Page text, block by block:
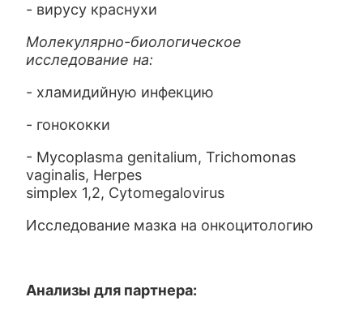
- вирусу краснухи
Молекулярно-биологическое
исследование на:
- хламидийную инфекцию
- гонококки
- Mycoplasma genitalium, Trichomonas
vaginalis, Herpes
simplex 1,2, Cytomegalovirus
Исследование мазка на онкоцитологию
Анализы для партнера: